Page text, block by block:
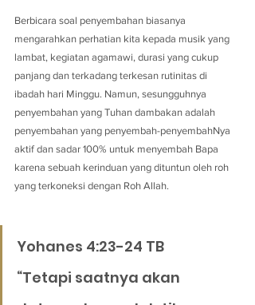
Berbicara soal penyembahan biasanya
mengarahkan perhatian kita kepada musik yang
lambat, kegiatan agamawi, durasi yang cukup
panjang dan terkadang terkesan rutinitas di
ibadah hari Minggu. Namun, sesungguhnya
penyembahan yang Tuhan dambakan adalah
penyembahan yang penyembah-penyembahNya
aktif dan sadar 100% untuk menyembah Bapa
karena sebuah kerinduan yang dituntun oleh roh
yang terkoneksi dengan Roh Allah.
Yohanes 4:23-24 TB
“Tetapi saatnya akan